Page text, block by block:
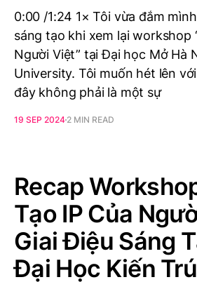
0:00 /1:24 1× Tôi vừa đắm
sáng tạo khi xem lại workshop
Người Việt” tại Đại học Mở Hà
University. Tôi muốn hét lên
đây không phải là một sự
19 SEP 2024 2 MIN READ
Recap
Tạo IP Của
Giai Điệu Sáng
Đại Học Kiến